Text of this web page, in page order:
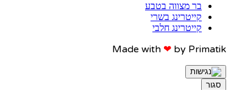
בר מצווה בטבע
קייטרינג בשרי
קייטרינג חלבי
Made with ❤ by Primatik​​
סגור